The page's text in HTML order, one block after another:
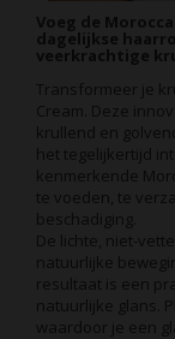
Voeg de
dagelijkse
veerkrachtige
Transformeer je
Cream. Deze
krullend en
het tegelijkertijd
kenmerkende
te voeden, te
beschadiging.
De lichte, niet-
natuurlijke
resultaat is een
natuurlijke glans.
waardoor je een